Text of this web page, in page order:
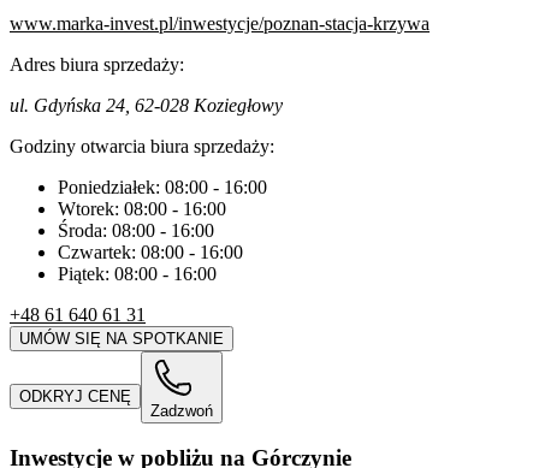
www.marka-invest.pl/inwestycje/poznan-stacja-krzywa
Adres biura sprzedaży:
ul. Gdyńska 24, 62-028 Koziegłowy
Godziny otwarcia biura sprzedaży:
Poniedziałek: 08:00 - 16:00
Wtorek: 08:00 - 16:00
Środa: 08:00 - 16:00
Czwartek: 08:00 - 16:00
Piątek: 08:00 - 16:00
+48 61 640 61 31
UMÓW SIĘ NA SPOTKANIE
ODKRYJ CENĘ
Zadzwoń
Inwestycje w pobliżu na Górczynie